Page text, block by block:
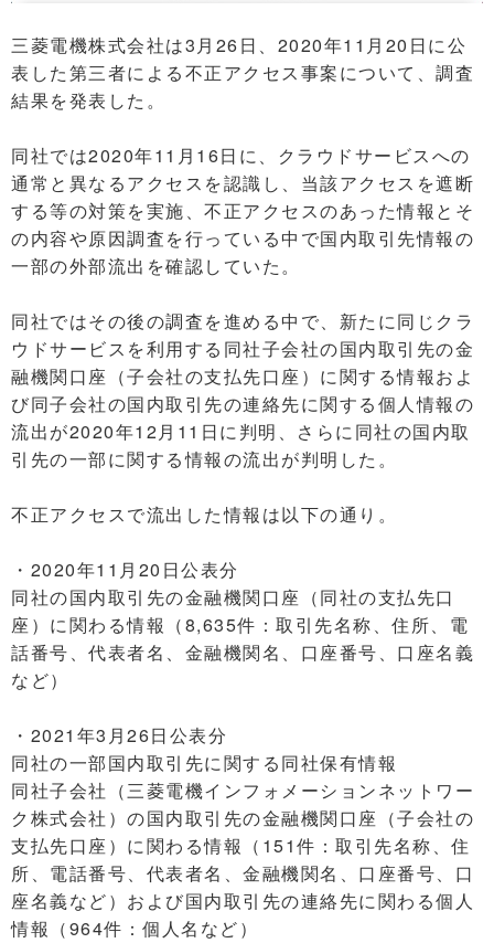
三菱電機株式会社は3月26日、2020年11月20日に公
表した第三者による不正アクセス事案について、調査
結果を発表した。
同社では2020年11月16日に、クラウドサービスへの
通常と異なるアクセスを認識し、当該アクセスを遮断
する等の対策を実施、不正アクセスのあった情報とそ
の内容や原因調査を行っている中で国内取引先情報の
一部の外部流出を確認していた。
同社ではその後の調査を進める中で、新たに同じクラ
ウドサービスを利用する同社子会社の国内取引先の金
融機関口座（子会社の支払先口座）に関する情報およ
び同子会社の国内取引先の連絡先に関する個人情報の
流出が2020年12月11日に判明、さらに同社の国内取
引先の一部に関する情報の流出が判明した。
不正アクセスで流出した情報は以下の通り。
・2020年11月20日公表分
同社の国内取引先の金融機関口座（同社の支払先口
座）に関わる情報（8,635件：取引先名称、住所、電
話番号、代表者名、金融機関名、口座番号、口座名義
など）
・2021年3月26日公表分
同社の一部国内取引先に関する同社保有情報
同社子会社（三菱電機インフォメーションネットワー
ク株式会社）の国内取引先の金融機関口座（子会社の
支払先口座）に関わる情報（151件：取引先名称、住
所、電話番号、代表者名、金融機関名、口座番号、口
座名義など）および国内取引先の連絡先に関わる個人
情報（964件：個人名など）